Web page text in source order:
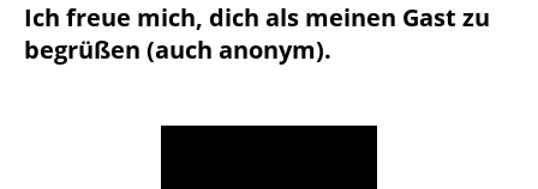
Ich freue mich, dich als meinen Gast zu
begrüßen (auch anonym).